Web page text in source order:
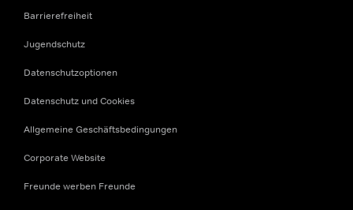
Barrierefreiheit
Jugendschutz
Datenschutzoptionen
Datenschutz und Cookies
Allgemeine Geschäftsbedingungen
Corporate Website
Freunde werben Freunde